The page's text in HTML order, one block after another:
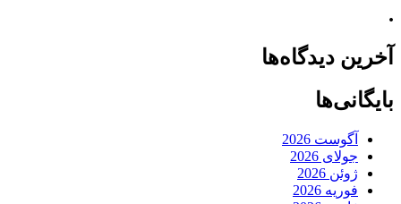
.
آخرین دیدگاه‌ها
بایگانی‌ها
آگوست 2026
جولای 2026
ژوئن 2026
فوریه 2026